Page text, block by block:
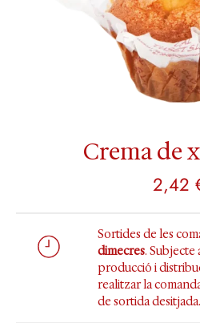
Crema de
2,42
Sortides de les
dimecres. Subjecte
producció i
realitzar la
de sortida desitjada.